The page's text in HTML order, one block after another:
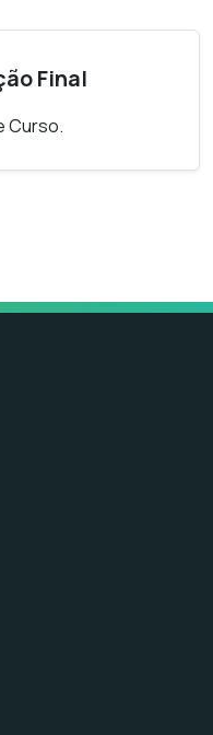
Final
Curso.